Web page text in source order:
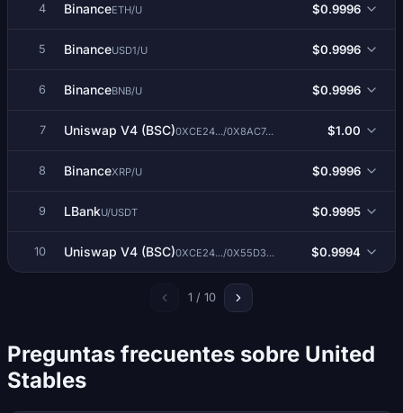
4 BinanceETH/U $0.9996
5 BinanceUSD1/U $0.9996
6 BinanceBNB/U $0.9996
7 Uniswap V4 (BSC)0XCE24.../0X8AC7... $1.00
8 BinanceXRP/U $0.9996
9 LBankU/USDT $0.9995
10 Uniswap V4 (BSC)0XCE24.../0X55D3... $0.9994
1 / 10
Preguntas frecuentes sobre United
Stables